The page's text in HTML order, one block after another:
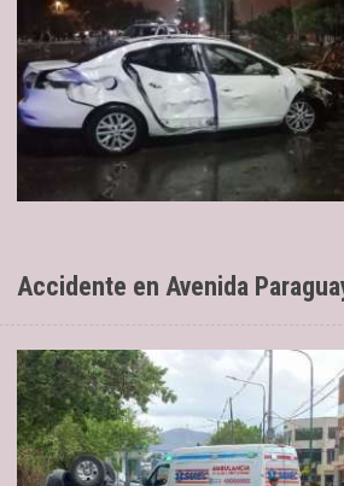
Accidente en Avenida
18/03/2024 Embistió a 10